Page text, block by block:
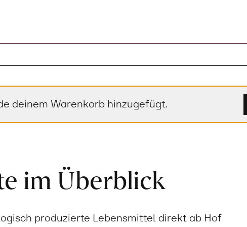
deinem Warenkorb hinzugefügt.
im Überblick
produzierte Lebensmittel direkt ab Hof